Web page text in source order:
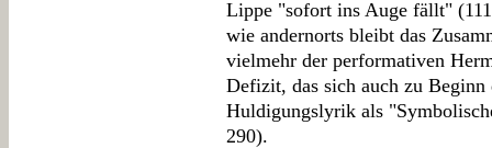
Lippe "sofort ins Auge fällt"
wie andernorts bleibt das
vielmehr der performativen
Defizit, das sich auch zu Beginn
Huldigungslyrik als
290).